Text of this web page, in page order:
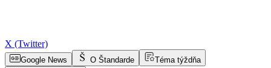
X (Twitter)
Google News O Štandarde
Téma týždňa